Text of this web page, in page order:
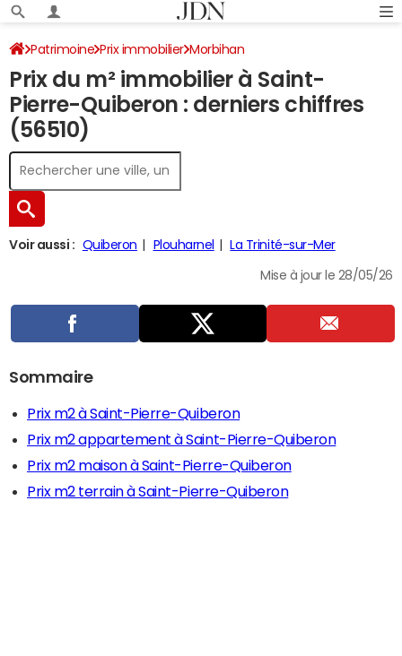
Patrimoine Prix immobilier Morbihan
Saint-Pierre-Quiberon
Prix du m² immobilier à Saint-
Pierre-Quiberon : derniers chiffres
(56510)
Voir aussi : Quiberon Plouharnel La Trinité-sur-Mer
Mise à jour le 28/05/26
Sommaire
Prix m2 à Saint-Pierre-Quiberon
Prix m2 appartement à Saint-Pierre-Quiberon
Prix m2 maison à Saint-Pierre-Quiberon
Prix m2 terrain à Saint-Pierre-Quiberon